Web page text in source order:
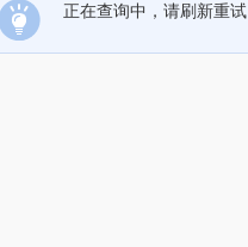
正在查询中，请刷新重试